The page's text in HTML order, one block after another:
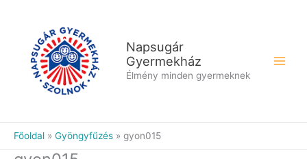
Napsugár
Gyermekház
Élmény minden gyermeknek
Főoldal Gyöngyfűzés gyon015